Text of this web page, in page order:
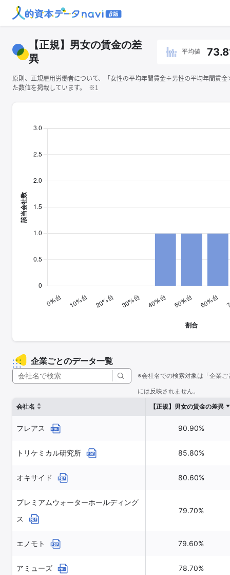
【正規】男女の賃金の差
異
平均値
原則、正規雇用労働者について、「女性の平均年間賃金÷男性の平均年間賃
た数値を掲載しています。 ※1
企業ごとのデータ一覧
※会社名での検索対象は「企業
には反映されません。
会社名
【正規】男女の賃金の差異
フレアス 90.90%
トリケミカル研究所 85.80%
オキサイド 80.60%
プレミアムウォーターホールディング
ス
79.70%
エノモト 79.60%
アミューズ 78.70%